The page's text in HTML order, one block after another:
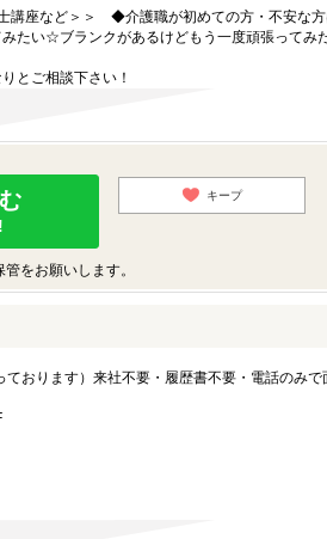
講座など＞＞ ◆介護職が初めての方・不安な
たい☆ブランクがあるけどもう一度頑張ってみ
とご相談下さい！
キープ
をお願いします。
おります）来社不要・履歴書不要・電話のみで